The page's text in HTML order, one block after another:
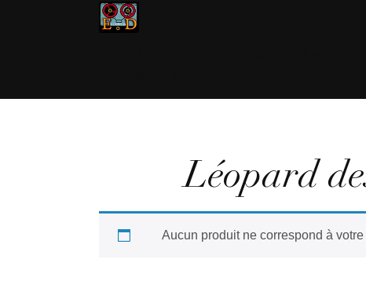
Léopard
Aucun produit ne correspond à